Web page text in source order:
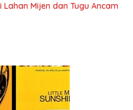
Lahan Mijen dan Tugu Ancam